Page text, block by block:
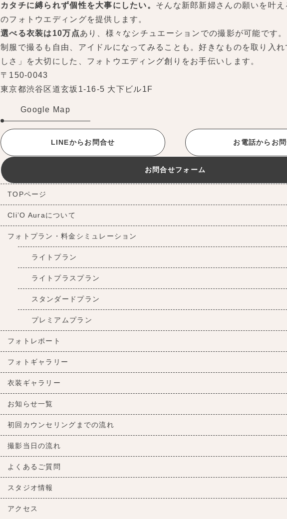
カタチに縛られず個性を大事にしたい。 そんな新郎新婦さんの願いを叶
のフォトウエディングを提供します。
選べる衣装は10万点あり、様々なシチュエーションでの撮影が可能です
制服で撮るも自由、アイドルになってみることも。好きなものを取り入
しさ」を大切にした、フォトウエディング創りをお手伝いします。
〒150-0043
東京都渋谷区道玄坂1-16-5 大下ビル1F
Google Map
LINEからお問合せ お電話からお
お問合せフォーム
TOPページ
Cli’O Auraについて
フォトプラン・料金シミュレーション
ライトプラン
ライトプラスプラン
スタンダードプラン
プレミアムプラン
フォトレポート
フォトギャラリー
衣装ギャラリー
お知らせ一覧
初回カウンセリングまでの流れ
撮影当日の流れ
よくあるご質問
スタジオ情報
アクセス